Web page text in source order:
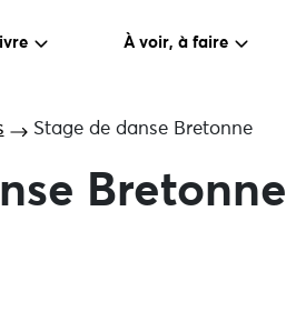
À voir, à faire
Stage de danse Bretonne
Bretonne